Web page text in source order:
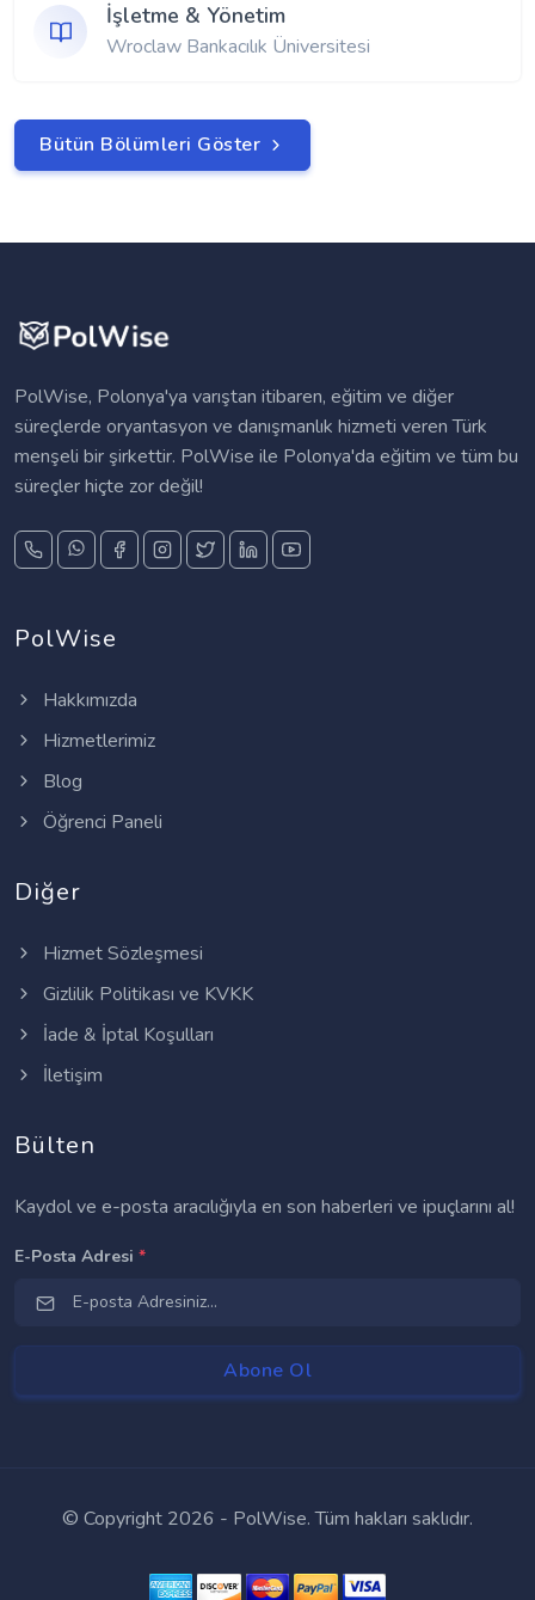
İşletme & Yönetim
Wroclaw Bankacılık Üniversitesi
Bütün Bölümleri Göster
PolWise, Polonya'ya varıştan itibaren, eğitim ve diğer
süreçlerde oryantasyon ve danışmanlık hizmeti veren Türk
menşeli bir şirkettir. PolWise ile Polonya'da eğitim ve tüm bu
süreçler hiçte zor değil!
PolWise
Hakkımızda
Hizmetlerimiz
Blog
Öğrenci Paneli
Diğer
Hizmet Sözleşmesi
Gizlilik Politikası ve KVKK
İade & İptal Koşulları
İletişim
Bülten
Kaydol ve e-posta aracılığıyla en son haberleri ve ipuçlarını al!
E-Posta Adresi *
© Copyright 2026 - PolWise. Tüm hakları saklıdır.